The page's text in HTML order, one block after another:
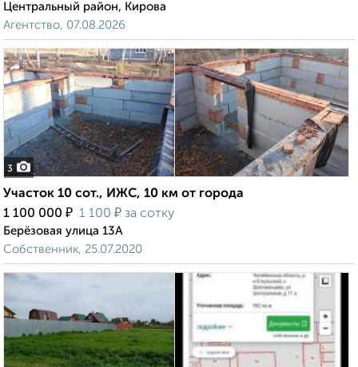
Центральный район, Кирова
Агентство, 07.08.2026
3
Участок 10 сот., ИЖС, 10 км от города
1 100 000 ₽ 1 100 ₽ за сотку
Берёзовая улица 13А
Собственник, 25.07.2020